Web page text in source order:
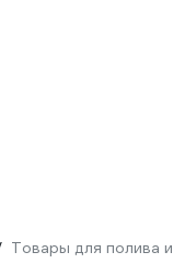
Товары для полива